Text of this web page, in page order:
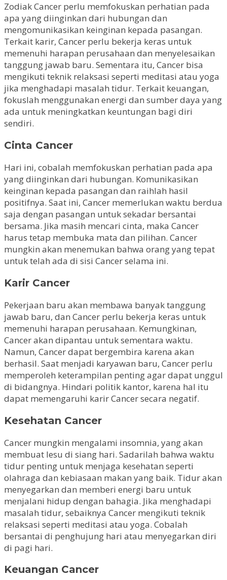
Zodiak Cancer perlu memfokuskan perhatian pada
apa yang diinginkan dari hubungan dan
mengomunikasikan keinginan kepada pasangan.
Terkait karir, Cancer perlu bekerja keras untuk
memenuhi harapan perusahaan dan menyelesaikan
tanggung jawab baru. Sementara itu, Cancer bisa
mengikuti teknik relaksasi seperti meditasi atau yoga
jika menghadapi masalah tidur. Terkait keuangan,
fokuslah menggunakan energi dan sumber daya yang
ada untuk meningkatkan keuntungan bagi diri
sendiri.
Cinta Cancer
Hari ini, cobalah memfokuskan perhatian pada apa
yang diinginkan dari hubungan. Komunikasikan
keinginan kepada pasangan dan raihlah hasil
positifnya. Saat ini, Cancer memerlukan waktu berdua
saja dengan pasangan untuk sekadar bersantai
bersama. Jika masih mencari cinta, maka Cancer
harus tetap membuka mata dan pilihan. Cancer
mungkin akan menemukan bahwa orang yang tepat
untuk telah ada di sisi Cancer selama ini.
Karir Cancer
Pekerjaan baru akan membawa banyak tanggung
jawab baru, dan Cancer perlu bekerja keras untuk
memenuhi harapan perusahaan. Kemungkinan,
Cancer akan dipantau untuk sementara waktu.
Namun, Cancer dapat bergembira karena akan
berhasil. Saat menjadi karyawan baru, Cancer perlu
memperoleh keterampilan penting agar dapat unggul
di bidangnya. Hindari politik kantor, karena hal itu
dapat memengaruhi karir Cancer secara negatif.
Kesehatan Cancer
Cancer mungkin mengalami insomnia, yang akan
membuat lesu di siang hari. Sadarilah bahwa waktu
tidur penting untuk menjaga kesehatan seperti
olahraga dan kebiasaan makan yang baik. Tidur akan
menyegarkan dan memberi energi baru untuk
menjalani hidup dengan bahagia. Jika menghadapi
masalah tidur, sebaiknya Cancer mengikuti teknik
relaksasi seperti meditasi atau yoga. Cobalah
bersantai di penghujung hari atau menyegarkan diri
di pagi hari.
Keuangan Cancer